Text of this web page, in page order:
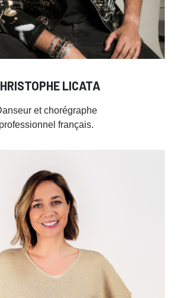
LICATA
et chorégraphe
professionnel français.